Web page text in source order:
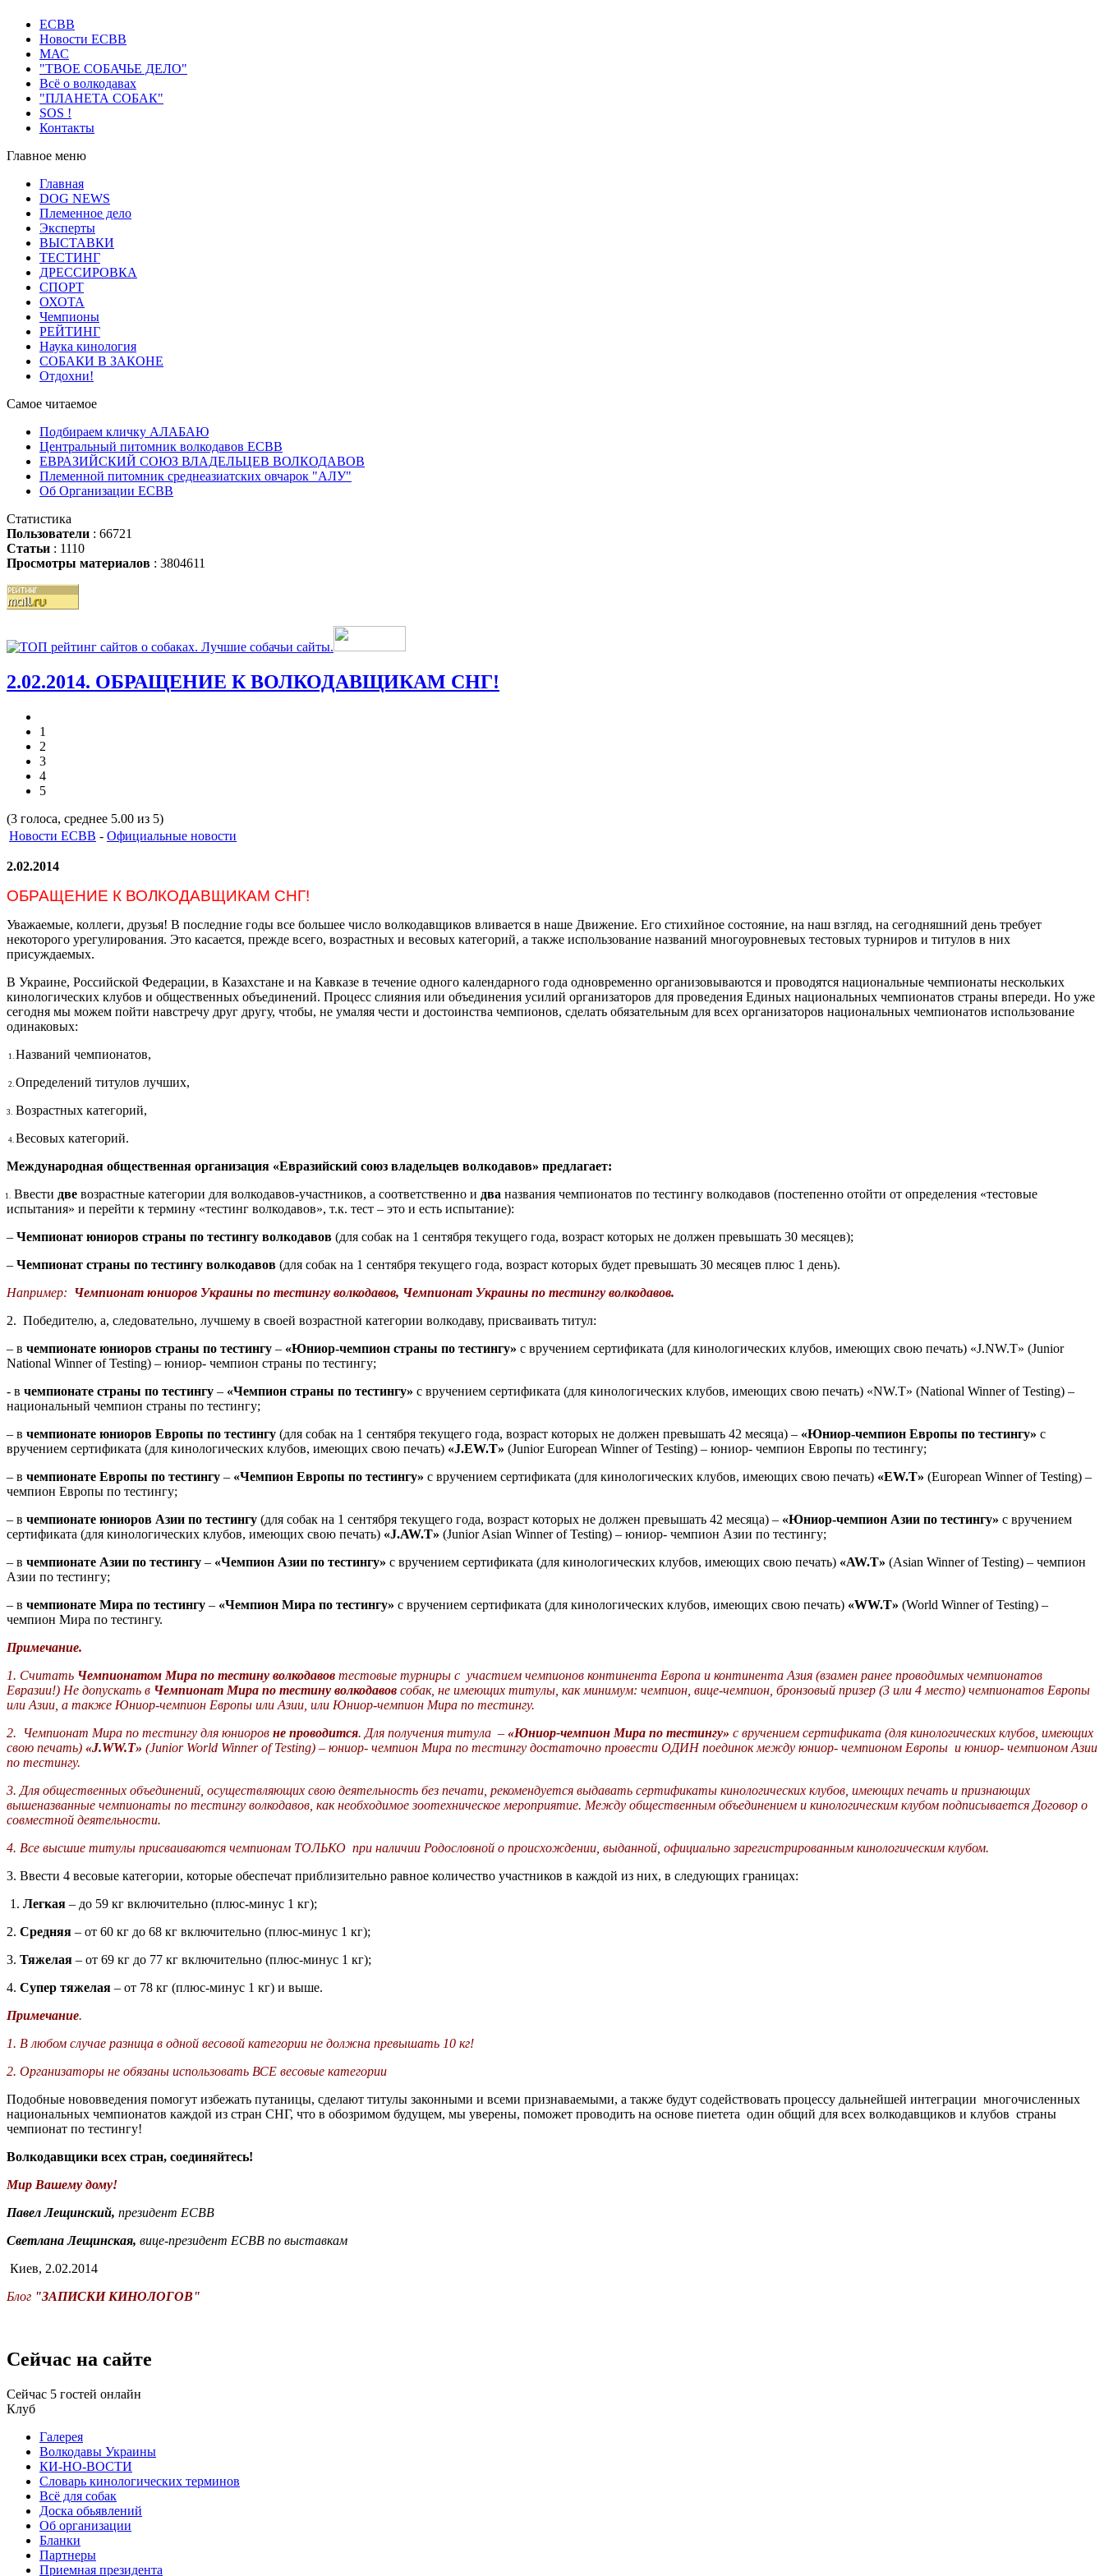
ECВB
Новости ЕСВВ
МАС
"ТВОЕ СОБАЧЬЕ ДЕЛО"
Всё о волкодавах
"ПЛАНЕТА СОБАК"
SOS !
Контакты
Главное меню
Главная
DOG NEWS
Племенное дело
Эксперты
ВЫСТАВКИ
ТЕСТИНГ
ДРЕССИРОВКА
СПОРТ
ОХОТА
Чемпионы
РЕЙТИНГ
Наука кинология
СОБАКИ В ЗАКОНЕ
Отдохни!
Самое читаемое
Подбираем кличку АЛАБАЮ
Центральный питомник волкодавов ЕСВВ
ЕВРАЗИЙСКИЙ СОЮЗ ВЛАДЕЛЬЦЕВ ВОЛКОДАВОВ
Племенной питомник среднеазиатских овчарок "АЛУ"
Об Организации ЕСВВ
Статистика
Пользователи : 66721
Статьи : 1110
Просмотры материалов : 3804611
2.02.2014. ОБРАЩЕНИЕ К ВОЛКОДАВЩИКАМ СНГ!
1
2
3
4
5
(3 голоса, среднее 5.00 из 5)
Новости ЕСВВ - Официальные новости
2.02.2014
ОБРАЩЕНИЕ К ВОЛКОДАВЩИКАМ СНГ!
Уважаемые, коллеги, друзья! В последние годы все большее число волкодавщиков вливается в наше Движение. Его стихийное состояние, на наш взгляд, на сегодняшний день требует
некоторого урегулирования. Это касается, прежде всего, возрастных и весовых категорий, а также использование названий многоуровневых тестовых турниров и титулов в них
присуждаемых.
В Украине, Российской Федерации, в Казахстане и на Кавказе в течение одного календарного года одновременно организовываются и проводятся национальные чемпионаты нескольких
кинологических клубов и общественных объединений. Процесс слияния или объединения усилий организаторов для проведения Единых национальных чемпионатов страны впереди. Но уже
сегодня мы можем пойти навстречу друг другу, чтобы, не умаляя чести и достоинства чемпионов, сделать обязательным для всех организаторов национальных чемпионатов использование
одинаковых:
Названий чемпионатов,
Определений титулов лучших,
Возрастных категорий,
Весовых категорий.
Международная общественная организация «Евразийский союз владельцев волкодавов» предлагает:
Ввести две возрастные категории для волкодавов-участников, а соответственно и два названия чемпионатов по тестингу волкодавов (постепенно отойти от определения «тестовые
испытания» и перейти к термину «тестинг волкодавов», т.к. тест – это и есть испытание):
– Чемпионат юниоров страны по тестингу волкодавов (для собак на 1 сентября текущего года, возраст которых не должен превышать 30 месяцев);
– Чемпионат страны по тестингу волкодавов (для собак на 1 сентября текущего года, возраст которых будет превышать 30 месяцев плюс 1 день).
Например: Чемпионат юниоров Украины по тестингу волкодавов, Чемпионат Украины по тестингу волкодавов.
2. Победителю, а, следовательно, лучшему в своей возрастной категории волкодаву, присваивать титул:
– в чемпионате юниоров страны по тестингу – «Юниор-чемпион страны по тестингу» с вручением сертификата (для кинологических клубов, имеющих свою печать) «J.NW.T» (Junior
National Winner of Testing) – юниор- чемпион страны по тестингу;
- в чемпионате страны по тестингу – «Чемпион страны по тестингу» с вручением сертификата (для кинологических клубов, имеющих свою печать) «NW.T» (National Winner of Testing) –
национальный чемпион страны по тестингу;
– в чемпионате юниоров Европы по тестингу (для собак на 1 сентября текущего года, возраст которых не должен превышать 42 месяца) – «Юниор-чемпион Европы по тестингу» с
вручением сертификата (для кинологических клубов, имеющих свою печать) «J.EW.T» (Junior European Winner of Testing) – юниор- чемпион Европы по тестингу;
– в чемпионате Европы по тестингу – «Чемпион Европы по тестингу» с вручением сертификата (для кинологических клубов, имеющих свою печать) «EW.T» (European Winner of Testing) –
чемпион Европы по тестингу;
– в чемпионате юниоров Азии по тестингу (для собак на 1 сентября текущего года, возраст которых не должен превышать 42 месяца) – «Юниор-чемпион Азии по тестингу» с вручением
сертификата (для кинологических клубов, имеющих свою печать) «J.AW.T» (Junior Asian Winner of Testing) – юниор- чемпион Азии по тестингу;
– в чемпионате Азии по тестингу – «Чемпион Азии по тестингу» с вручением сертификата (для кинологических клубов, имеющих свою печать) «AW.T» (Asian Winner of Testing) – чемпион
Азии по тестингу;
– в чемпионате Мира по тестингу – «Чемпион Мира по тестингу» с вручением сертификата (для кинологических клубов, имеющих свою печать) «WW.T» (World Winner of Testing) –
чемпион Мира по тестингу.
Примечание.
1. Считать Чемпионатом Мира по тестину волкодавов тестовые турниры с участием чемпионов континента Европа и континента Азия (взамен ранее проводимых чемпионатов
Евразии!) Не допускать в Чемпионат Мира по тестину волкодавов собак, не имеющих титулы, как минимум: чемпион, вице-чемпион, бронзовый призер (3 или 4 место) чемпионатов Европы
или Азии, а также Юниор-чемпион Европы или Азии, или Юниор-чемпион Мира по тестингу.
2. Чемпионат Мира по тестингу для юниоров не проводится. Для получения титула – «Юниор-чемпион Мира по тестингу» с вручением сертификата (для кинологических клубов, имеющих
свою печать) «J.WW.T» (Junior World Winner of Testing) – юниор- чемпион Мира по тестингу достаточно провести ОДИН поединок между юниор- чемпионом Европы и юниор- чемпионом Азии
по тестингу.
3. Для общественных объединений, осуществляющих свою деятельность без печати, рекомендуется выдавать сертификаты кинологических клубов, имеющих печать и признающих
вышеназванные чемпионаты по тестингу волкодавов, как необходимое зоотехническое мероприятие. Между общественным объединением и кинологическим клубом подписывается Договор о
совместной деятельности.
4. Все высшие титулы присваиваются чемпионам ТОЛЬКО при наличии Родословной о происхождении, выданной, официально зарегистрированным кинологическим клубом.
3. Ввести 4 весовые категории, которые обеспечат приблизительно равное количество участников в каждой из них, в следующих границах:
1. Легкая – до 59 кг включительно (плюс-минус 1 кг);
2. Средняя – от 60 кг до 68 кг включительно (плюс-минус 1 кг);
3. Тяжелая – от 69 кг до 77 кг включительно (плюс-минус 1 кг);
4. Супер тяжелая – от 78 кг (плюс-минус 1 кг) и выше.
Примечание.
1. В любом случае разница в одной весовой категории не должна превышать 10 кг!
2. Организаторы не обязаны использовать ВСЕ весовые категории
Подобные нововведения помогут избежать путаницы, сделают титулы законными и всеми признаваемыми, а также будут содействовать процессу дальнейшей интеграции многочисленных
национальных чемпионатов каждой из стран СНГ, что в обозримом будущем, мы уверены, поможет проводить на основе пиетета один общий для всех волкодавщиков и клубов страны
чемпионат по тестингу!
Волкодавщики всех стран, соединяйтесь!
Мир Вашему дому!
Павел Лещинский, президент ЕСВВ
Светлана Лещинская, вице-президент ЕСВВ по выставкам
Киев, 2.02.2014
Блог "ЗАПИСКИ КИНОЛОГОВ"
Сейчас на сайте
Сейчас 5 гостей онлайн
Клуб
Галерея
Волкодавы Украины
КИ-НО-ВОСТИ
Словарь кинологических терминов
Всё для собак
Доска обьявлений
Об организации
Бланки
Партнеры
Приемная президента